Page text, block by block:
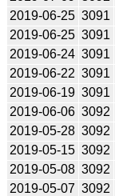
2019-06-25 3091
2019-06-25 3091
2019-06-24 3091
2019-06-22 3091
2019-06-19 3091
2019-06-06 3092
2019-05-28 3092
2019-05-15 3092
2019-05-08 3092
2019-05-07 3092